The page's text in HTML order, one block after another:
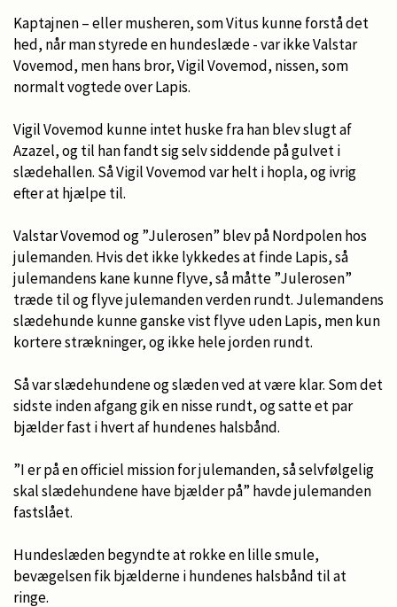
Kaptajnen – eller musheren, som Vitus kunne forstå det
hed, når man styrede en hundeslæde - var ikke Valstar
Vovemod, men hans bror, Vigil Vovemod, nissen, som
normalt vogtede over Lapis.
Vigil Vovemod kunne intet huske fra han blev slugt af
Azazel, og til han fandt sig selv siddende på gulvet i
slædehallen. Så Vigil Vovemod var helt i hopla, og ivrig
efter at hjælpe til.
Valstar Vovemod og ”Julerosen” blev på Nordpolen hos
julemanden. Hvis det ikke lykkedes at finde Lapis, så
julemandens kane kunne flyve, så måtte ”Julerosen”
træde til og flyve julemanden verden rundt. Julemandens
slædehunde kunne ganske vist flyve uden Lapis, men kun
kortere strækninger, og ikke hele jorden rundt.
Så var slædehundene og slæden ved at være klar. Som det
sidste inden afgang gik en nisse rundt, og satte et par
bjælder fast i hvert af hundenes halsbånd.
”I er på en officiel mission for julemanden, så selvfølgelig
skal slædehundene have bjælder på” havde julemanden
fastslået.
Hundeslæden begyndte at rokke en lille smule,
bevægelsen fik bjælderne i hundenes halsbånd til at
ringe.